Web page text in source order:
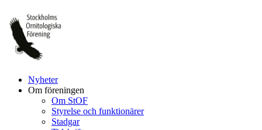
till
innehåll
Nyheter
Om föreningen
Om StOF
Styrelse och funktionärer
Stadgar